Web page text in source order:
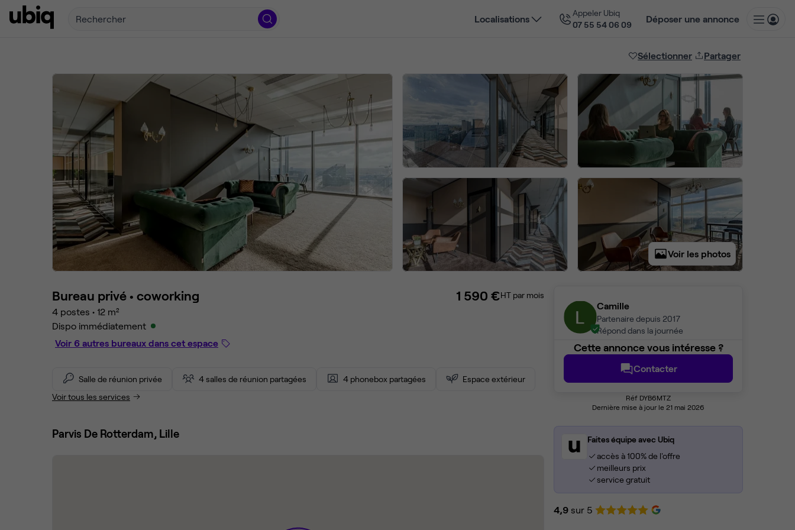
Rechercher Localisations
Appeler Ubiq
07 55 54 06 09
Déposer une annonce
Sélectionner Partager
Voir les photos
Camille
Partenaire depuis 2017
Répond dans la journée
Cette annonce vous intéresse ?
Contacter
Réf DYB6MTZ
Dernière mise à jour le 21 mai 2026
Faites équipe avec Ubiq
accès à 100% de l'offre
meilleurs prix
service gratuit
4,9 sur 5
Bureau privé • coworking
4 postes • 12 m²
Dispo immédiatement
Voir 6 autres bureaux dans cet espace
1 590 €HT par mois
Salle de réunion privée 4 salles de réunion partagées 4 phonebox partagées
Espace extérieur
Voir tous les services
Parvis De Rotterdam, Lille